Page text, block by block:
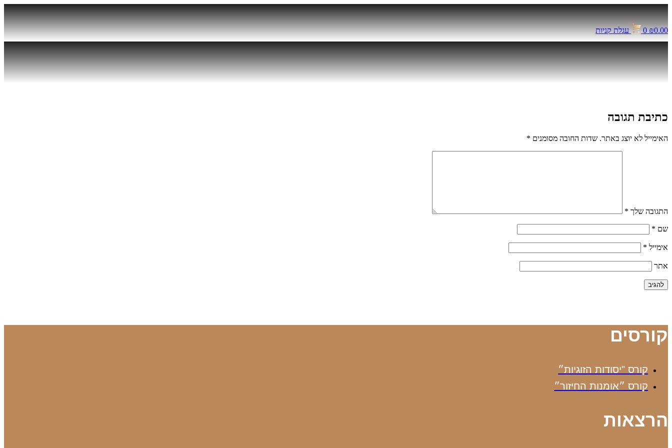
דלג
לתוכן
₪0.00
0 עגלת קניות
כתיבת תגובה
האימייל לא יוצג באתר. שדות החובה מסומנים *
התגובה שלך *
שם *
אימייל *
אתר
קורסים
קורס "יסודות הזוגיות״
קורס ״אומנות החיזור״
הרצאות